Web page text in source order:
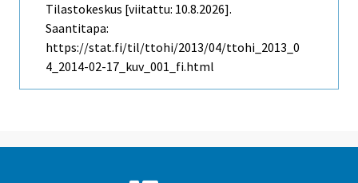
Tilastokeskus [viitattu: 10.8.2026].
Saantitapa:
https://stat.fi/til/ttohi/2013/04/ttohi_2013_0
4_2014-02-17_kuv_001_fi.html